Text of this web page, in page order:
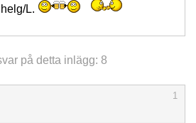
L.
på detta inlägg: 8
1